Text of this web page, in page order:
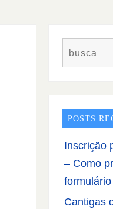
POSTS
Inscrição
– Como
formulário
Cantigas